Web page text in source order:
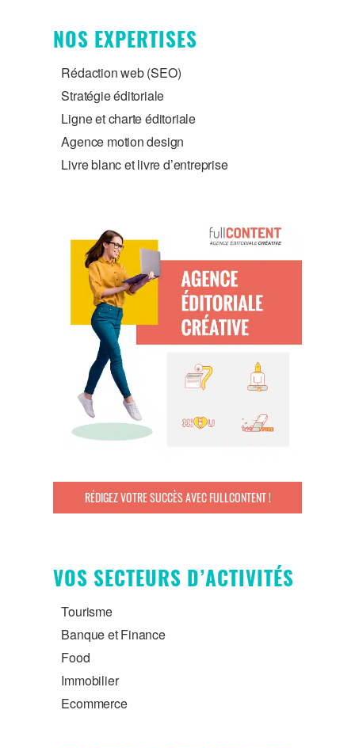
NOS EXPERTISES
Rédaction web (SEO)
Stratégie éditoriale
Ligne et charte éditoriale
Agence motion design
Livre blanc et livre d’entreprise
RÉDIGEZ VOTRE SUCCÈS AVEC FULLCONTENT !
VOS SECTEURS D’ACTIVITÉS
Tourisme
Banque et Finance
Food
Immobilier
Ecommerce